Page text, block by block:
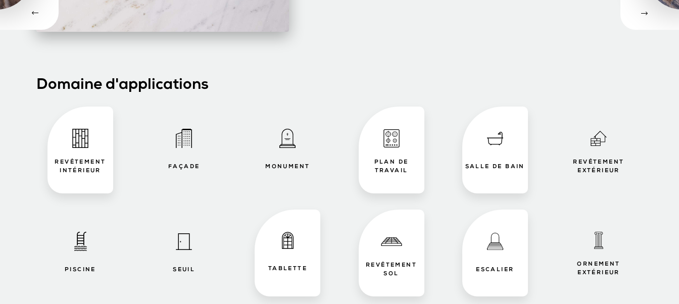
Domaine d'applications
REVÊTEMENT
INTÉRIEUR
FAÇADE MONUMENT
PLAN DE
TRAVAIL
SALLE DE BAIN
REVÊTEMENT
EXTÉRIEUR
PISCINE SEUIL TABLETTE
REVÊTEMENT
SOL
ESCALIER
ORNEMENT
EXTÉRIEUR